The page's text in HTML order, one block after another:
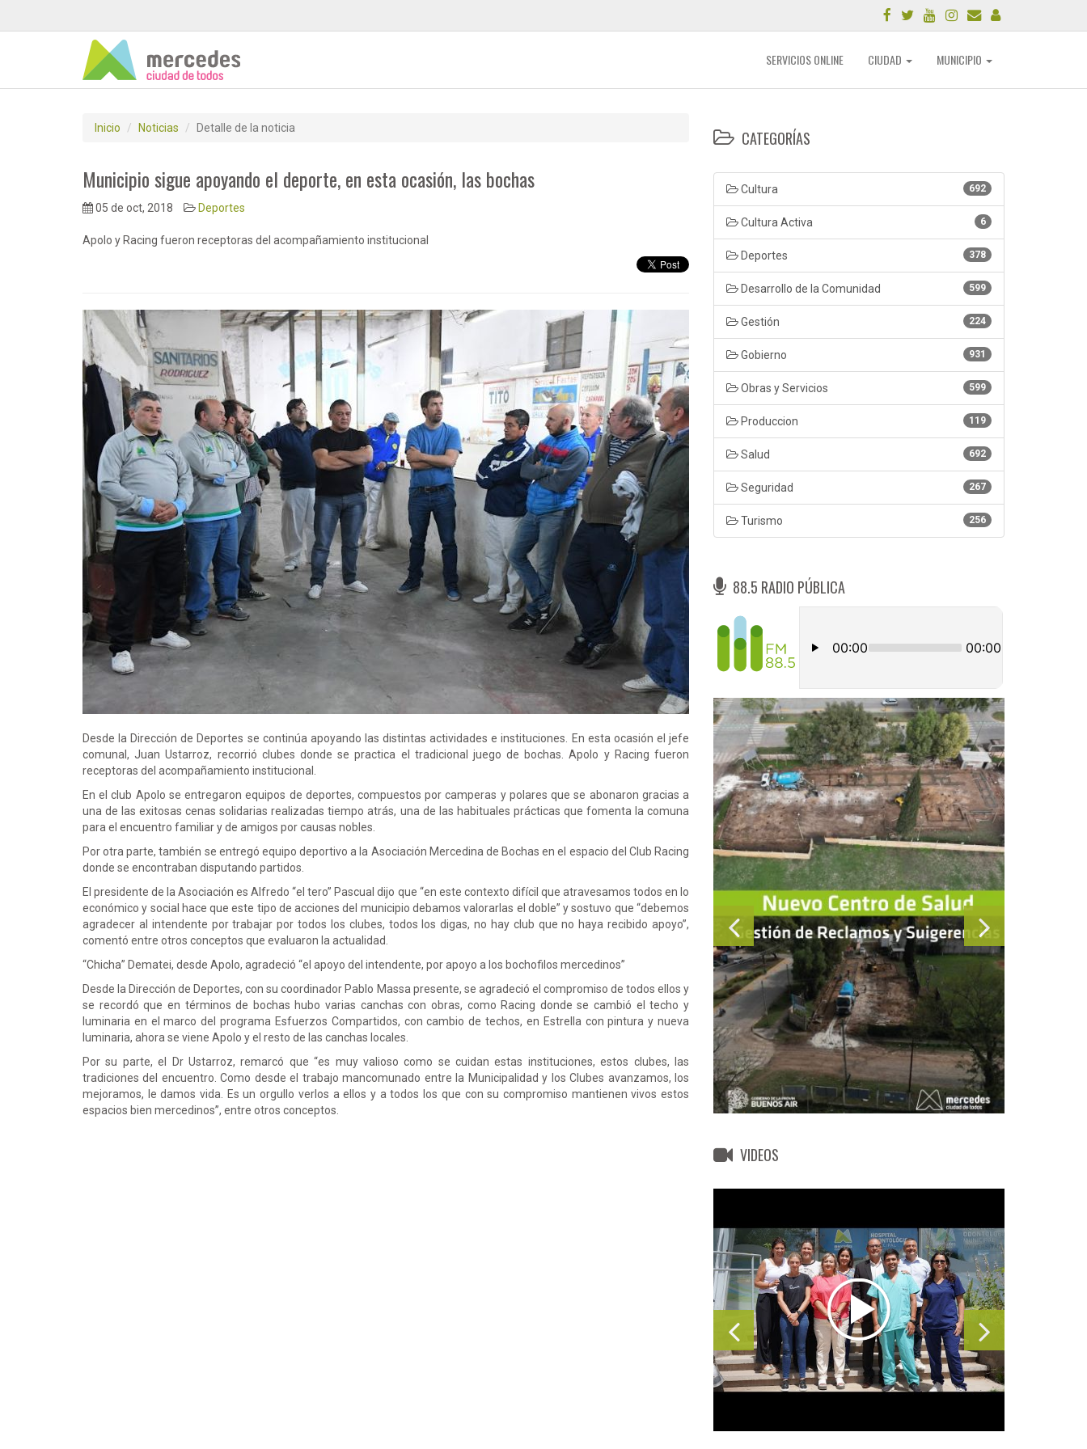
SERVICIOS ONLINE CIUDAD MUNICIPIO
Inicio Noticias Detalle de la noticia
Municipio sigue apoyando el deporte, en esta ocasión, las bochas
05 de oct, 2018 Deportes
Apolo y Racing fueron receptoras del acompañamiento institucional
Desde la Dirección de Deportes se continúa apoyando las distintas actividades e instituciones. En esta ocasión el jefe
comunal, Juan Ustarroz, recorrió clubes donde se practica el tradicional juego de bochas. Apolo y Racing fueron
receptoras del acompañamiento institucional.
En el club Apolo se entregaron equipos de deportes, compuestos por camperas y polares que se abonaron gracias a
una de las exitosas cenas solidarias realizadas tiempo atrás, una de las habituales prácticas que fomenta la comuna
para el encuentro familiar y de amigos por causas nobles.
Por otra parte, también se entregó equipo deportivo a la Asociación Mercedina de Bochas en el espacio del Club Racing
donde se encontraban disputando partidos.
El presidente de la Asociación es Alfredo “el tero” Pascual dijo que “en este contexto difícil que atravesamos todos en lo
económico y social hace que este tipo de acciones del municipio debamos valorarlas el doble” y sostuvo que “debemos
agradecer al intendente por trabajar por todos los clubes, todos los digas, no hay club que no haya recibido apoyo”,
comentó entre otros conceptos que evaluaron la actualidad.
“Chicha” Dematei, desde Apolo, agradeció “el apoyo del intendente, por apoyo a los bochofilos mercedinos”
Desde la Dirección de Deportes, con su coordinador Pablo Massa presente, se agradeció el compromiso de todos ellos y
se recordó que en términos de bochas hubo varias canchas con obras, como Racing donde se cambió el techo y
luminaria en el marco del programa Esfuerzos Compartidos, con cambio de techos, en Estrella con pintura y nueva
luminaria, ahora se viene Apolo y el resto de las canchas locales.
Por su parte, el Dr Ustarroz, remarcó que “es muy valioso como se cuidan estas instituciones, estos clubes, las
tradiciones del encuentro. Como desde el trabajo mancomunado entre la Municipalidad y los Clubes avanzamos, los
mejoramos, le damos vida. Es un orgullo verlos a ellos y a todos los que con su compromiso mantienen vivos estos
espacios bien mercedinos”, entre otros conceptos.
CATEGORÍAS
692
Cultura
6
Cultura Activa
378
Deportes
599
Desarrollo de la Comunidad
224
Gestión
931
Gobierno
599
Obras y Servicios
119
Produccion
692
Salud
267
Seguridad
256
Turismo
88.5 RADIO PÚBLICA
VIDEOS